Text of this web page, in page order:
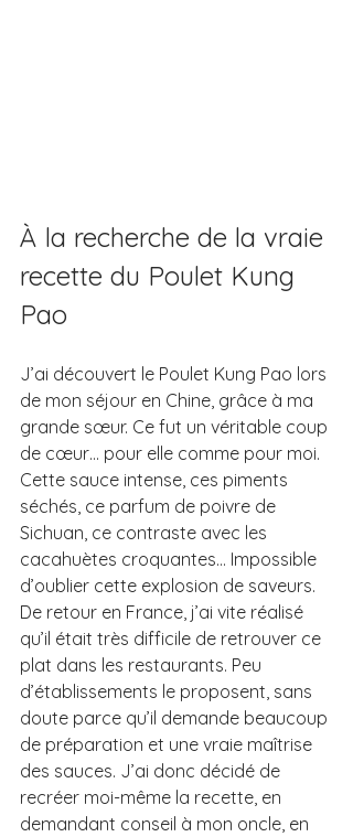
À la recherche de la vraie
recette du Poulet Kung
Pao
J’ai découvert le Poulet Kung Pao lors
de mon séjour en Chine, grâce à ma
grande sœur. Ce fut un véritable coup
de cœur… pour elle comme pour moi.
Cette sauce intense, ces piments
séchés, ce parfum de poivre de
Sichuan, ce contraste avec les
cacahuètes croquantes… Impossible
d’oublier cette explosion de saveurs.
De retour en France, j’ai vite réalisé
qu’il était très difficile de retrouver ce
plat dans les restaurants. Peu
d’établissements le proposent, sans
doute parce qu’il demande beaucoup
de préparation et une vraie maîtrise
des sauces. J’ai donc décidé de
recréer moi-même la recette, en
demandant conseil à mon oncle, en